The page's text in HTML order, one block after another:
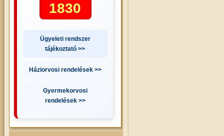
1830
Ügyeleti rendszer
tájékoztató >>
Háziorvosi rendelések >>
Gyermekorvosi
rendelések >>